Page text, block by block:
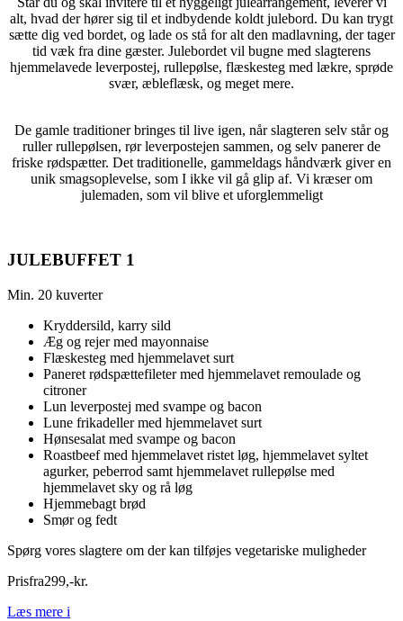
alt, hvad der hører sig til et indbydende koldt julebord. Du kan trygt
sætte dig ved bordet, og lade os stå for alt den madlavning, der tager
tid væk fra dine gæster. Julebordet vil bugne med slagterens
hjemmelavede leverpostej, rullepølse, flæskesteg med lækre, sprøde
svær, æbleflæsk, og meget mere.
De gamle traditioner bringes til live igen, når slagteren selv står og
ruller rullepølsen, rør leverpostejen sammen, og selv panerer de
friske rødspætter. Det traditionelle, gammeldags håndværk giver en
unik smagsoplevelse, som I ikke vil gå glip af. Vi kræser om
julemaden, som vil blive et uforglemmeligt
JULEBUFFET 1
Min. 20 kuverter
Kryddersild, karry sild
Æg og rejer med mayonnaise
Flæskesteg med hjemmelavet surt
Paneret rødspættefileter med hjemmelavet remoulade og
citroner
Lun leverpostej med svampe og bacon
Lune frikadeller med hjemmelavet surt
Hønsesalat med svampe og bacon
Roastbeef med hjemmelavet ristet løg, hjemmelavet syltet
agurker, peberrod samt hjemmelavet rullepølse med
hjemmelavet sky og rå løg
Hjemmebagt brød
Smør og fedt
Spørg vores slagtere om der kan tilføjes vegetariske muligheder
Prisfra299,-kr.
Læs mere i